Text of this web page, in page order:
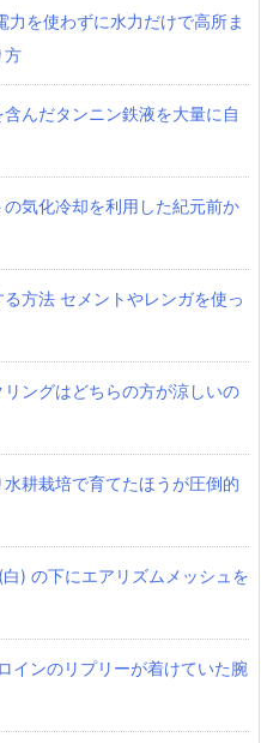
を使わずに水力だけで高所ま
方
んだタンニン鉄液を大量に自
気化冷却を利用した紀元前か
方法 セメントやレンガを使っ
リングはどちらの方が涼しいの
耕栽培で育てたほうが圧倒的
) の下にエアリズムメッシュを
インのリプリーが着けていた腕